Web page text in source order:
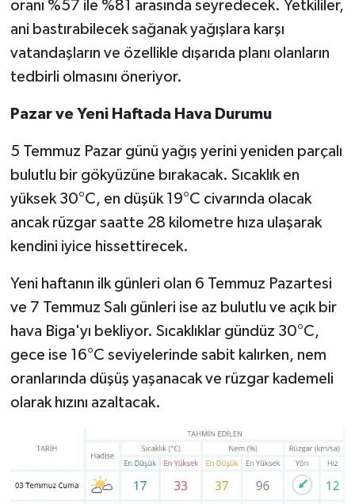
oranı %57 ile %81 arasında seyredecek. Yetkililer,
ani bastırabilecek sağanak yağışlara karşı
vatandaşların ve özellikle dışarıda planı olanların
tedbirli olmasını öneriyor.
Pazar ve Yeni Haftada Hava Durumu
5 Temmuz Pazar günü yağış yerini yeniden parçalı
bulutlu bir gökyüzüne bırakacak. Sıcaklık en
yüksek 30°C, en düşük 19°C civarında olacak
ancak rüzgar saatte 28 kilometre hıza ulaşarak
kendini iyice hissettirecek.
Yeni haftanın ilk günleri olan 6 Temmuz Pazartesi
ve 7 Temmuz Salı günleri ise az bulutlu ve açık bir
hava Biga'yı bekliyor. Sıcaklıklar gündüz 30°C,
gece ise 16°C seviyelerinde sabit kalırken, nem
oranlarında düşüş yaşanacak ve rüzgar kademeli
olarak hızını azaltacak.